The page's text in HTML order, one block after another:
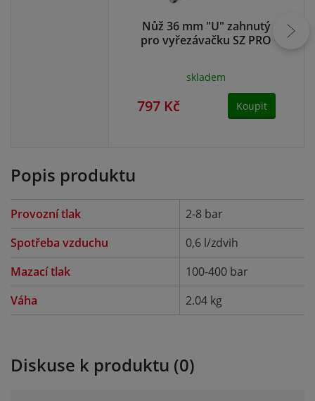
Nůž 36 mm "U" zahnutý
pro vyřezávačku SZ PRO
skladem
797 Kč Koupit
Popis produktu
Provozní tlak
2-8 bar
Spotřeba vzduchu
0,6 l/zdvih
Mazací tlak
100-400 bar
Váha
2.04 kg
Diskuse k produktu (0)